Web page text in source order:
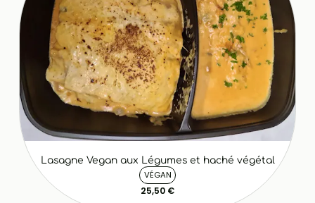
Lasagne Vegan aux Légumes et haché végétal
VÉGAN
25,50 €